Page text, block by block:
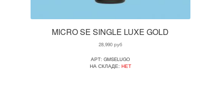
MICRO SE SINGLE LUXE GOLD
28,990руб
АРТ: GMSELUGO
НА СКЛАДЕ: НЕТ